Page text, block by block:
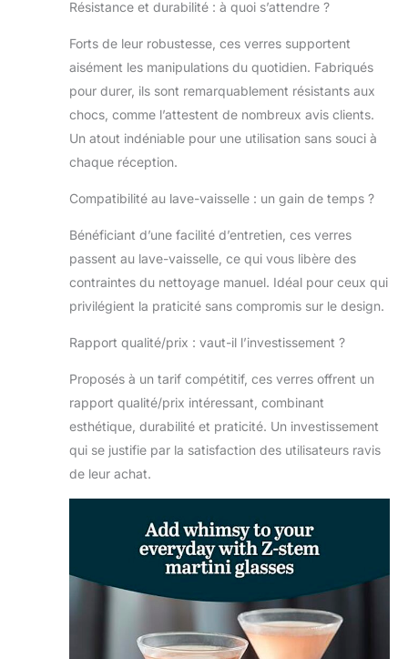
référer au site
les instructions
d'entretien et de
manipulation Les
produits
des conditions
l'étranger et
des produits
locaux,
notamment en ce
qui concerne
l'ajustement, la
classification par
du produit,
l'étiquetage ou les
instructions.
Résistance et durabilité : à quoi s’attendre ?
Forts de leur robustesse, ces verres supportent
aisément les manipulations du quotidien. Fabriqués
pour durer, ils sont remarquablement résistants aux
chocs, comme l’attestent de nombreux avis clients.
Un atout indéniable pour une utilisation sans souci à
chaque réception.
Compatibilité au lave-vaisselle : un gain de temps ?
Bénéficiant d’une facilité d’entretien, ces verres
passent au lave-vaisselle, ce qui vous libère des
contraintes du nettoyage manuel. Idéal pour ceux qui
privilégient la praticité sans compromis sur le design.
Rapport qualité/prix : vaut-il l’investissement ?
Proposés à un tarif compétitif, ces verres offrent un
rapport qualité/prix intéressant, combinant
esthétique, durabilité et praticité. Un investissement
qui se justifie par la satisfaction des utilisateurs ravis
de leur achat.